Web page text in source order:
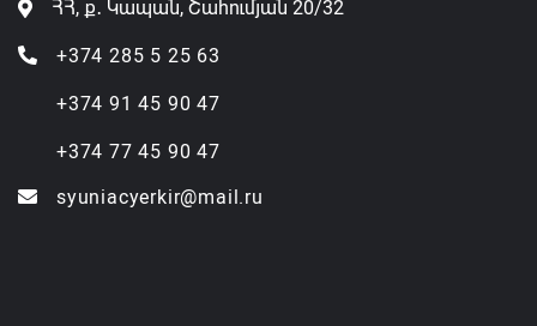
ՀՀ, ք․ Կապան, Շահումյան 20/32
+374 285 5 25 63
+374 91 45 90 47
+374 77 45 90 47
syuniacyerkir@mail.ru